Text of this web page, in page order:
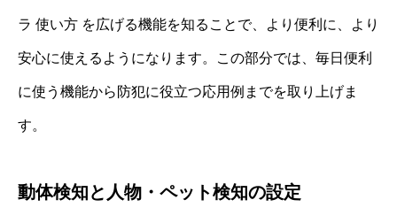
ラ 使い方 を広げる機能を知ることで、より便利に、より
安心に使えるようになります。この部分では、毎日便利
に使う機能から防犯に役立つ応用例までを取り上げま
す。
動体検知と人物・ペット検知の設定